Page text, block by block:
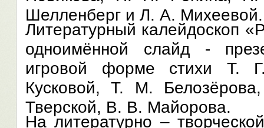
Шелленберг и Л. А. Михеевой.
Литературный калейдоскоп
одноимённой слайд -
игровой форме стихи Т.
Кусковой, Т. М.
Тверской, В. В. Майорова.
На литературно –